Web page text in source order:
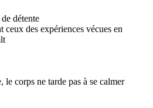
détente
des expériences vécues en
le corps ne tarde pas à se calmer